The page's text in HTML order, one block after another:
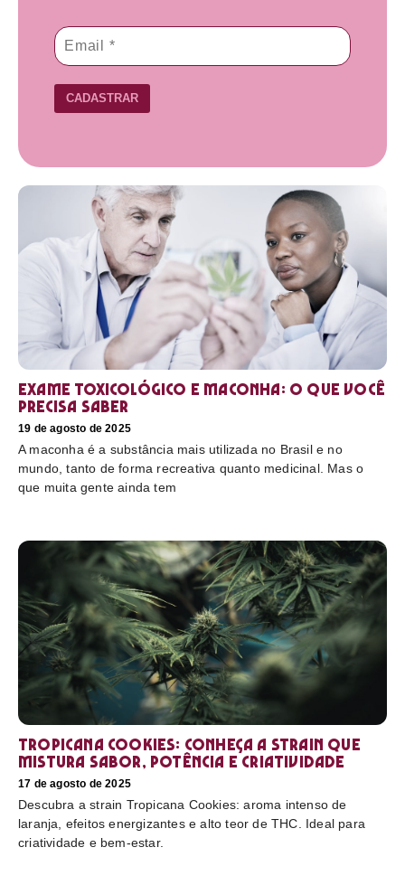
CADASTRAR
Exame toxicológico e maconha: o que você
precisa saber
19 de agosto de 2025
A maconha é a substância mais utilizada no Brasil e no
mundo, tanto de forma recreativa quanto medicinal. Mas o
que muita gente ainda tem
Tropicana Cookies: conheça a strain que
mistura sabor, potência e criatividade
17 de agosto de 2025
Descubra a strain Tropicana Cookies: aroma intenso de
laranja, efeitos energizantes e alto teor de THC. Ideal para
criatividade e bem-estar.